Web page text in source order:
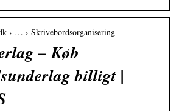
› … › Skrivebordsorganisering
– Køb
billigt |